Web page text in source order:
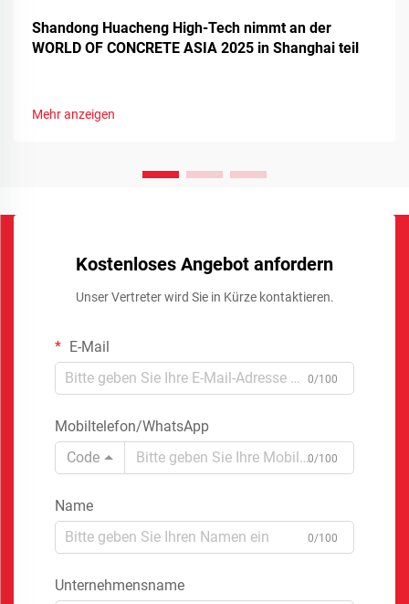
Shandong Huacheng High-Tech nimmt an der
WORLD OF CONCRETE ASIA 2025 in Shanghai teil
Mehr anzeigen
Kostenloses Angebot anfordern
Unser Vertreter wird Sie in Kürze kontaktieren.
E-Mail
0/100
Mobiltelefon/WhatsApp
Code
0/100
Name
0/100
Unternehmensname